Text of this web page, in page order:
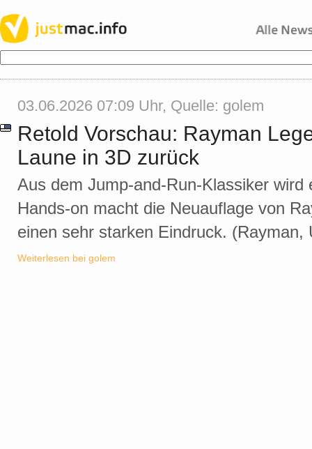
03.06.2026 07:09 Uhr, Quelle: golem
Retold Vorschau: Rayman
Laune in 3D zurück
Aus dem Jump-and-Run-Klassiker wird
Hands-on macht die Neuauflage von
einen sehr starken Eindruck. (Rayman,
Weiterlesen bei golem